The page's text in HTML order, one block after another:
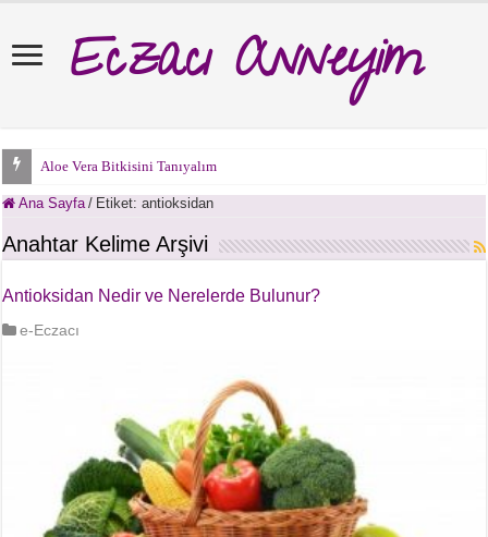
Eczacı Anneyim
Aloe Vera Bitkisini Tanıyalım
Ana Sayfa / Etiket:antioksidan
Anahtar Kelime Arşivi
Antioksidan Nedir ve Nerelerde Bulunur?
e-Eczacı